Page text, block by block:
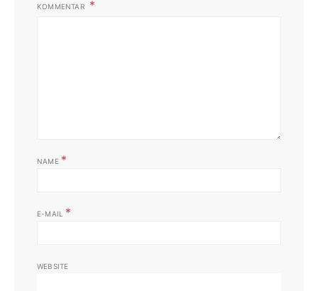
KOMMENTAR
NAME *
E-MAIL *
WEBSITE